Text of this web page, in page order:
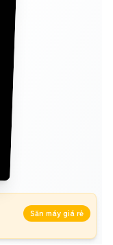
Săn máy giá rẻ